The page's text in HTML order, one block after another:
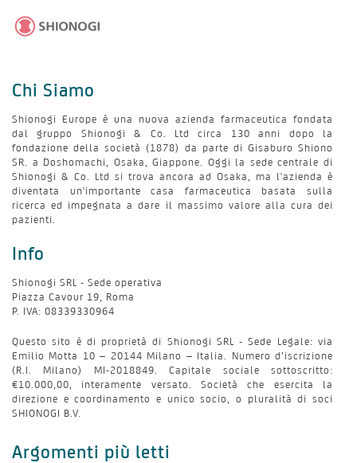
Chi Siamo
Shionogi Europe è una nuova azienda farmaceutica fondata
dal gruppo Shionogi & Co. Ltd circa 130 anni dopo la
fondazione della società (1878) da parte di Gisaburo Shiono
SR. a Doshomachi, Osaka, Giappone. Oggi la sede centrale di
Shionogi & Co. Ltd si trova ancora ad Osaka, ma l'azienda è
diventata un'importante casa farmaceutica basata sulla
ricerca ed impegnata a dare il massimo valore alla cura dei
pazienti.
Info
Shionogi SRL - Sede operativa
Piazza Cavour 19, Roma
P. IVA: 08339330964
Questo sito è di proprietà di Shionogi SRL - Sede Legale: via
Emilio Motta 10 – 20144 Milano – Italia. Numero d’iscrizione
(R.I. Milano) MI-2018849. Capitale sociale sottoscritto:
€10.000,00, interamente versato. Società che esercita la
direzione e coordinamento e unico socio, o pluralità di soci
SHIONOGI B.V.
Argomenti più letti